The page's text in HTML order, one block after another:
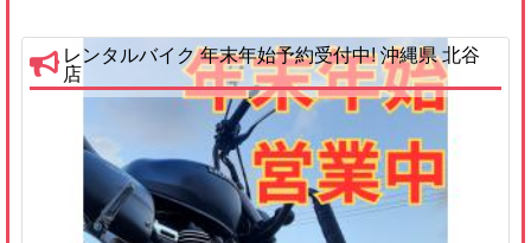
レンタルバイク 年末年始予約受付中! 沖縄県 北谷
店